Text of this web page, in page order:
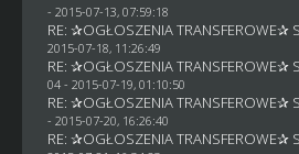
- 2015-07-13, 07:59:18
RE: ✰OGŁOSZENIA TRANSFEROWE✰
2015-07-18, 11:26:49
RE: ✰OGŁOSZENIA TRANSFEROWE✰
04- 2015-07-19, 01:10:50
RE: ✰OGŁOSZENIA TRANSFEROWE✰
- 2015-07-20, 16:26:40
RE: ✰OGŁOSZENIA TRANSFEROWE✰